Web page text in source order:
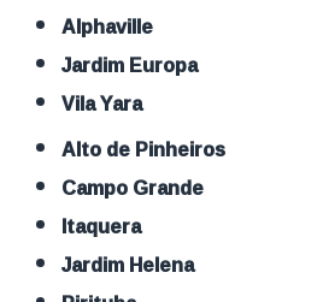
Alphaville
Jardim Europa
Vila Yara
Alto de Pinheiros
Campo Grande
Itaquera
Jardim Helena